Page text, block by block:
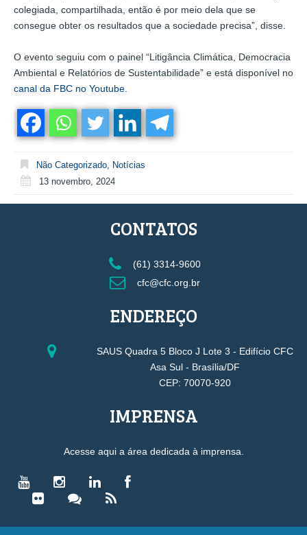
colegiada, compartilhada, então é por meio dela que se
consegue obter os resultados que a sociedade precisa”, disse.
O evento seguiu com o painel “Litigância Climática, Democracia
Ambiental e Relatórios de Sustentabilidade” e está disponível no
canal da FBC no Youtube.
Não Categorizado
Notícias
13 novembro, 2024
CONTATOS
(61) 3314-9600
cfc@cfc.org.br
ENDEREÇO
SAUS Quadra 5 Bloco J Lote 3 - Edifício CFC
Asa Sul - Brasília/DF
CEP: 70070-920
IMPRENSA
Acesse aqui a área dedicada à imprensa.